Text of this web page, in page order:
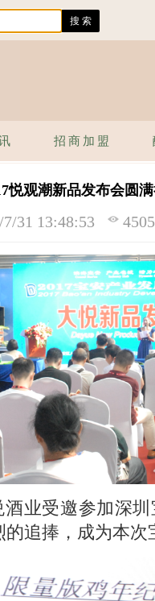
招商加盟
悦观潮新品发布会圆
7/31 13:48:53
酒业受邀参加深
追捧，成为本